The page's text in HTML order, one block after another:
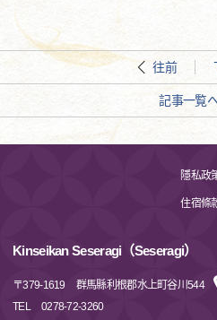
往前
記事一覧
隱私政
住宿條
Kinseikan Seseragi（Seseragi）
〒379-1619
群馬縣利根郡水上町谷川544
TEL
0278-72-3260